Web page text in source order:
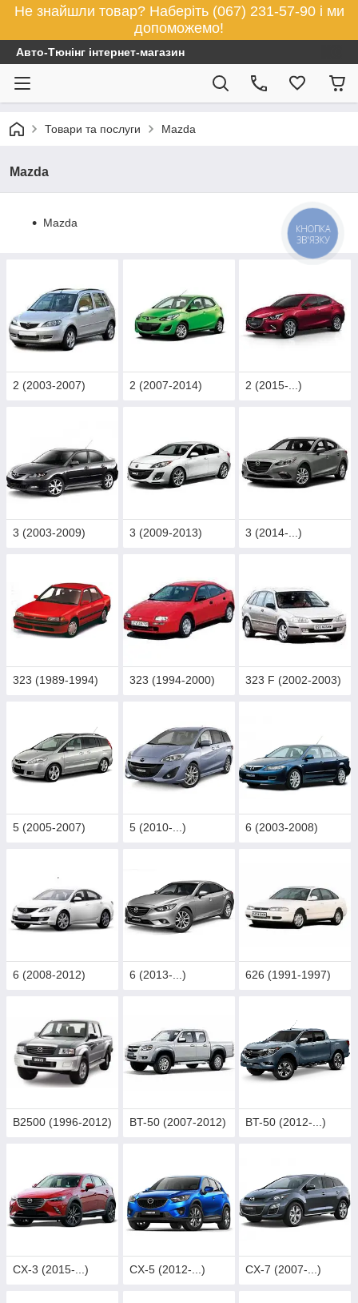
Не знайшли товар? Наберіть (067) 231-57-90 і ми
допоможемо!
Авто-Тюнінг інтернет-магазин
Товари та послуги Mazda
Mazda
Mazda
2 (2003-2007) 2 (2007-2014) 2 (2015-...)
3 (2003-2009) 3 (2009-2013) 3 (2014-...)
323 (1989-1994) 323 (1994-2000) 323 F (2002-2003)
5 (2005-2007) 5 (2010-...) 6 (2003-2008)
6 (2008-2012) 6 (2013-...) 626 (1991-1997)
B2500 (1996-2012) BT-50 (2007-2012) BT-50 (2012-...)
CX-3 (2015-...) CX-5 (2012-...) CX-7 (2007-...)
КНОПКА
ЗВ'ЯЗКУ